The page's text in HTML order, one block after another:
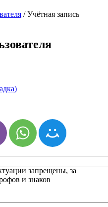
/Учётная запись
запрещены, за
и знаков